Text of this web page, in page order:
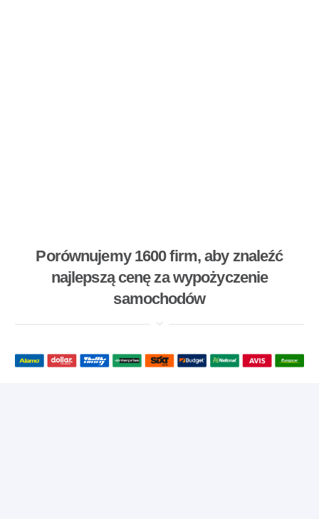
Porównujemy 1600 firm, aby znaleźć
najlepszą cenę za wypożyczenie
samochodów